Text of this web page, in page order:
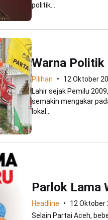
politik...
Warna Politik
Pilihan
12 Oktober
Lahir sejak Pemilu
semakin mengakar
lokal...
Parlok Lama
Headline
12 Oktober
Selain Partai Aceh,